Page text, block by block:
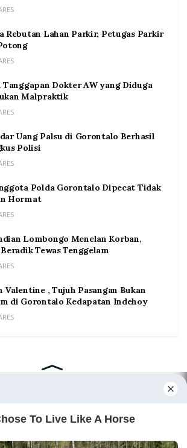
Rebutan Lahan Parkir, Petugas Parkir
Tanggapan Dokter AW yang Diduga
Malpraktik
Uang Palsu di Gorontalo Berhasil
Polisi
Polda Gorontalo Dipecat Tidak
Hormat
Lombongo Menelan Korban,
Tewas Tenggelam
Valentine , Tujuh Pasangan Bukan
di Gorontalo Kedapatan Indehoy